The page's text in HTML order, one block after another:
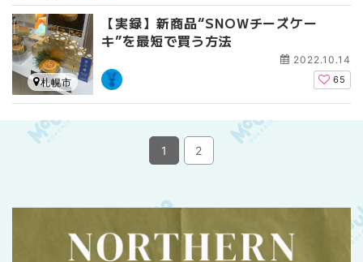
【実録】新商品“SNOWチーズケー
キ”を最短で買う方法
2022.10.14
65
札幌市
1 2